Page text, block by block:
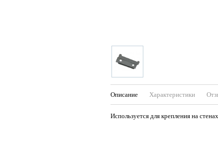
Описание Характеристики
Используется для крепления на